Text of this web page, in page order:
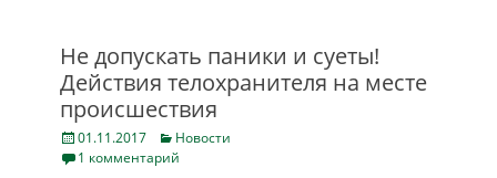
Не допускать паники и суеты!
Действия телохранителя на месте
происшествия
Posted
on
01.11.2017 Categories
Новости
1 комментарий